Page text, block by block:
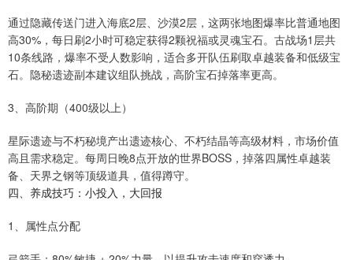
通过隐藏传送门进入海底2层、沙漠2层，这两张地图爆率比普通地图
高30%，每日刷2小时可稳定获得2颗祝福或灵魂宝石。古战场1层共
10条线路，爆率不受人数影响，适合多开队伍刷取卓越装备和低级宝
石。隐秘遗迹副本建议组队挑战，高阶宝石掉落率更高。
3、高阶期（400级以上）
星际遗迹与不朽秘境产出遗迹核心、不朽结晶等高级材料，市场价值
高且需求稳定。每周日晚8点开放的世界BOSS，掉落四属性卓越装
备、天界之钢等顶级道具，值得蹲守。
四、养成技巧：小投入，大回报
1、属性点分配